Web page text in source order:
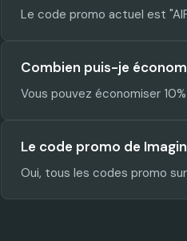
Le code promo actuel est
Combien puis-je
Vous pouvez économiser
Le code promo de
Oui, tous les codes promo